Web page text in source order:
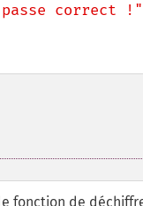
passe correct !"
fonction de